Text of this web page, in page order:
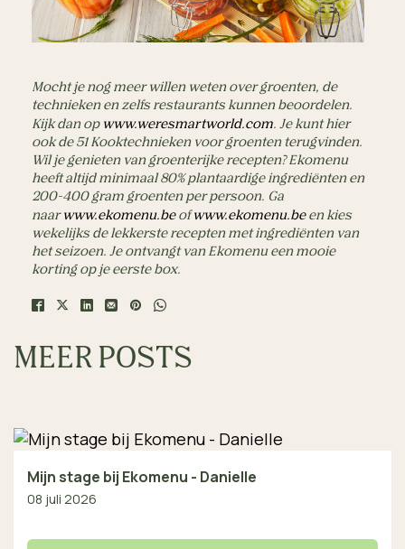
Mocht je nog meer willen weten over groenten, de
technieken en zelfs restaurants kunnen beoordelen.
Kijk dan opwww.weresmartworld.com. Je kunt hier
ook de 51 Kooktechnieken voor groenten terugvinden.
Wil je genieten van groenterijke recepten? Ekomenu
heeft altijd minimaal 80% plantaardige ingrediënten en
200-400 gram groenten per persoon. Ga
naar www.ekomenu.be of www.ekomenu.be en kies
wekelijks de lekkerste recepten met ingrediënten van
het seizoen. Je ontvangt van Ekomenu een mooie
korting op je eerste box.
MEER POSTS
Mijn stage bij Ekomenu - Danielle
08 juli 2026